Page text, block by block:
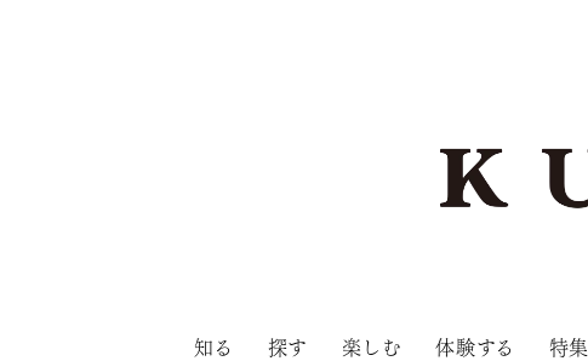
知る 探す 楽しむ 体験する 特集